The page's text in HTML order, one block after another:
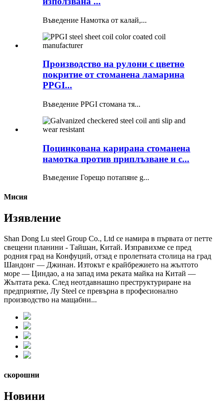
Въведение Намотка от калай,...
Производство на рулони с цветно
покритие от стоманена ламарина
PPGI...
Въведение PPGI стомана тя...
Поцинкована карирана стоманена
намотка против приплъзване и с...
Въведение Горещо потапяне g...
Мисия
Изявление
Shan Dong Lu steel Group Co., Ltd се намира в първата от петте
свещени планини - Тайшан, Китай. Изправихме се пред
родния град на Конфуций, отзад е пролетната столица на град
Шандонг — Джинан. Изтокът е крайбрежието на жълтото
море — Циндао, а на запад има реката майка на Китай —
Жълтата река. След неотдавнашно преструктуриране на
предприятие, Лу Steel се превърна в професионално
производство на мащабни...
скорошни
Новини